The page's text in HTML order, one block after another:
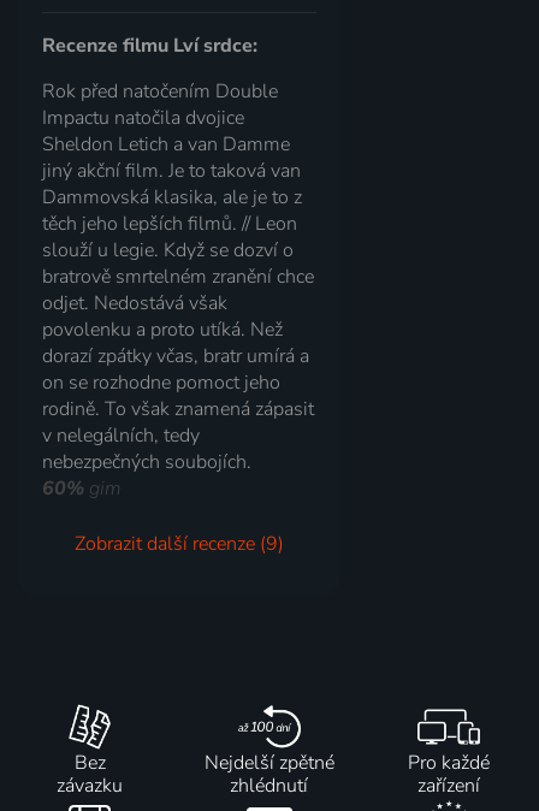
Recenze filmu Lví srdce:
Rok před natočením Double
Impactu natočila dvojice
Sheldon Letich a van Damme
jiný akční film. Je to taková van
Dammovská klasika, ale je to z
těch jeho lepších filmů. // Leon
slouží u legie. Když se dozví o
bratrově smrtelném zranění chce
odjet. Nedostává však
povolenku a proto utíká. Než
dorazí zpátky včas, bratr umírá a
on se rozhodne pomoct jeho
rodině. To však znamená zápasit
v nelegálních, tedy
nebezpečných soubojích.
60% gim
Zobrazit další recenze (9)
Bez
závazku
Nejdelší zpětné
zhlédnutí
Pro každé
zařízení